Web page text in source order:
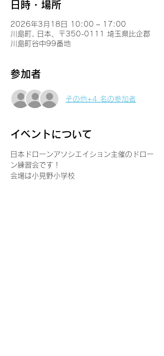
日時・場所
2026年3月18日 10:00 – 17:00
川島町, 日本、〒350-0111 埼玉県比企郡
川島町谷中99番地
参加者
その他+4 名の参加者
イベントについて
日本ドローンアソシエイション主催のドロー
ン練習会です！
会場は小見野小学校